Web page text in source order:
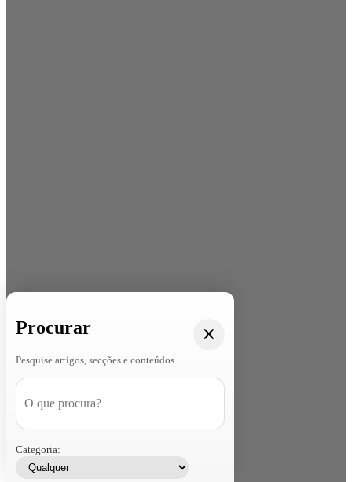
Procurar
Pesquise artigos, secções e conteúdos
Categoria: